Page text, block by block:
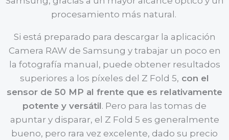
procesamiento más natural.
Si está preparado para descargar la aplicación
Camera RAW de Samsung y trabajar un poco en
la fotografía manual, puede obtener resultados
superiores a los píxeles del Z Fold 5, con el
sensor de 50 MP al frente que es relativamente
potente y versátil. Pero para las tomas de
apuntar y disparar, el Z Fold 5 es generalmente
bueno, pero rara vez excelente, dado su precio